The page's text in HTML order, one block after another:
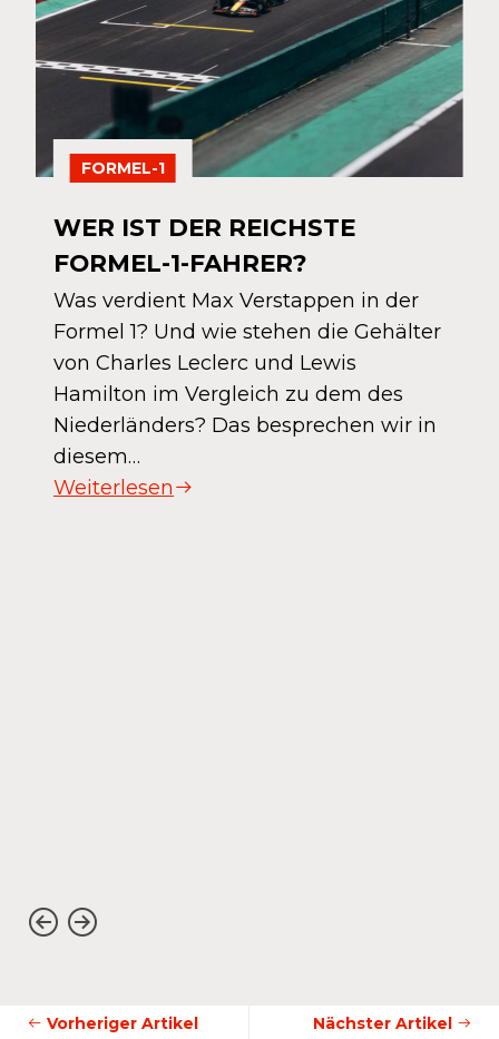
FORMEL-1
WER IST DER REICHSTE
FORMEL-1-FAHRER?
Was verdient Max Verstappen in der
Formel 1? Und wie stehen die Gehälter
von Charles Leclerc und Lewis
Hamilton im Vergleich zu dem des
Niederländers? Das besprechen wir in
diesem…
Weiterlesen
Vorheriger Artikel
Nächster Artikel